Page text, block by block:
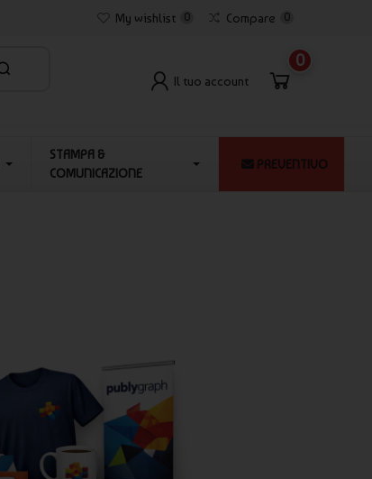
My wishlist 0 Compare 0
Il tuo account
0
STAMPA &
COMUNICAZIONE
PREVENTIVO